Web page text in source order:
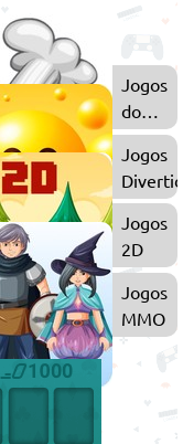
Jogos
do
Papa's
Jogos
Jogos
2D
Jogos
MMO